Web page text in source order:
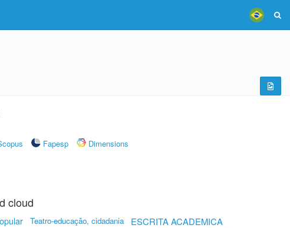
Fapesp
Dimensions
cloud
Teatro-educação, cidadania ESCRITA ACADEMICA